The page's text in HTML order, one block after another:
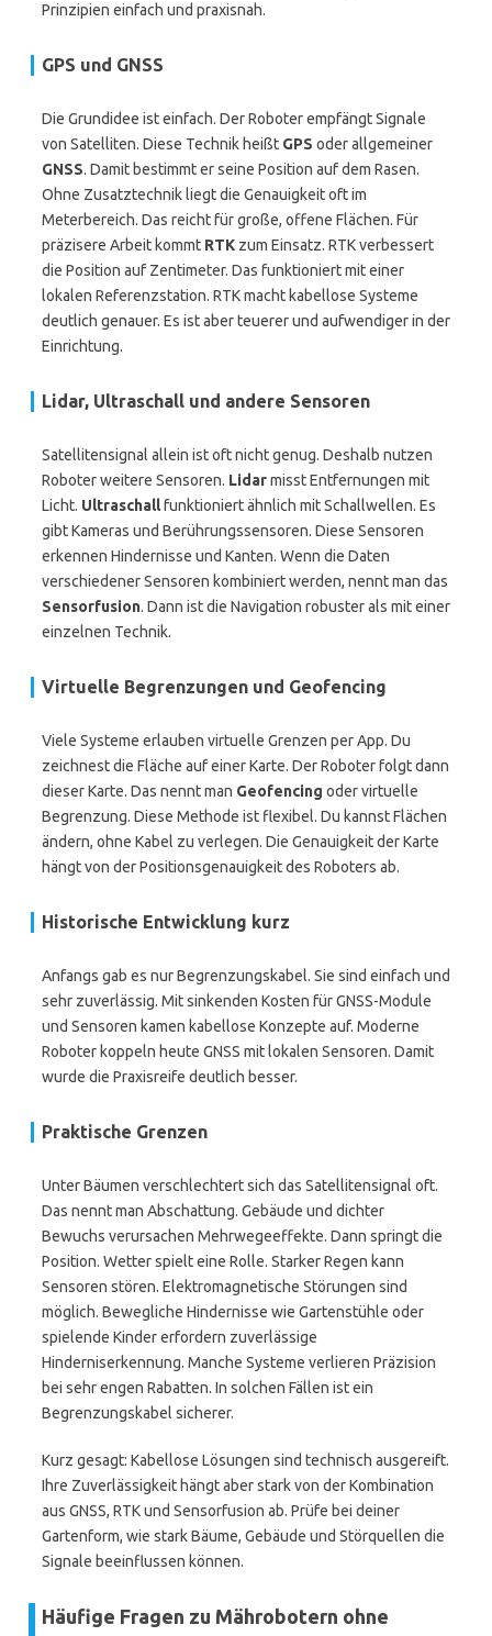
Prinzipien einfach und praxisnah.
GPS und GNSS
Die Grundidee ist einfach. Der Roboter empfängt Signale
von Satelliten. Diese Technik heißt GPS oder allgemeiner
GNSS. Damit bestimmt er seine Position auf dem Rasen.
Ohne Zusatztechnik liegt die Genauigkeit oft im
Meterbereich. Das reicht für große, offene Flächen. Für
präzisere Arbeit kommt RTK zum Einsatz. RTK verbessert
die Position auf Zentimeter. Das funktioniert mit einer
lokalen Referenzstation. RTK macht kabellose Systeme
deutlich genauer. Es ist aber teuerer und aufwendiger in der
Einrichtung.
Lidar, Ultraschall und andere Sensoren
Satellitensignal allein ist oft nicht genug. Deshalb nutzen
Roboter weitere Sensoren. Lidarmisst Entfernungen mit
Licht. Ultraschallfunktioniert ähnlich mit Schallwellen. Es
gibt Kameras und Berührungssensoren. Diese Sensoren
erkennen Hindernisse und Kanten. Wenn die Daten
verschiedener Sensoren kombiniert werden, nennt man das
Sensorfusion. Dann ist die Navigation robuster als mit einer
einzelnen Technik.
Virtuelle Begrenzungen und Geofencing
Viele Systeme erlauben virtuelle Grenzen per App. Du
zeichnest die Fläche auf einer Karte. Der Roboter folgt dann
dieser Karte. Das nennt man Geofencing oder virtuelle
Begrenzung. Diese Methode ist flexibel. Du kannst Flächen
ändern, ohne Kabel zu verlegen. Die Genauigkeit der Karte
hängt von der Positionsgenauigkeit des Roboters ab.
Historische Entwicklung kurz
Anfangs gab es nur Begrenzungskabel. Sie sind einfach und
sehr zuverlässig. Mit sinkenden Kosten für GNSS-Module
und Sensoren kamen kabellose Konzepte auf. Moderne
Roboter koppeln heute GNSS mit lokalen Sensoren. Damit
wurde die Praxisreife deutlich besser.
Praktische Grenzen
Unter Bäumen verschlechtert sich das Satellitensignal oft.
Das nennt man Abschattung. Gebäude und dichter
Bewuchs verursachen Mehrwegeeffekte. Dann springt die
Position. Wetter spielt eine Rolle. Starker Regen kann
Sensoren stören. Elektromagnetische Störungen sind
möglich. Bewegliche Hindernisse wie Gartenstühle oder
spielende Kinder erfordern zuverlässige
Hinderniserkennung. Manche Systeme verlieren Präzision
bei sehr engen Rabatten. In solchen Fällen ist ein
Begrenzungskabel sicherer.
Kurz gesagt: Kabellose Lösungen sind technisch ausgereift.
Ihre Zuverlässigkeit hängt aber stark von der Kombination
aus GNSS, RTK und Sensorfusion ab. Prüfe bei deiner
Gartenform, wie stark Bäume, Gebäude und Störquellen die
Signale beeinflussen können.
Häufige Fragen zu Mährobotern ohne